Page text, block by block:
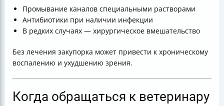
Промывание каналов специальными растворами
Антибиотики при наличии инфекции
В редких случаях — хирургическое вмешательство
Без лечения закупорка может привести к хроническому
воспалению и ухудшению зрения.
Когда обращаться к ветеринару